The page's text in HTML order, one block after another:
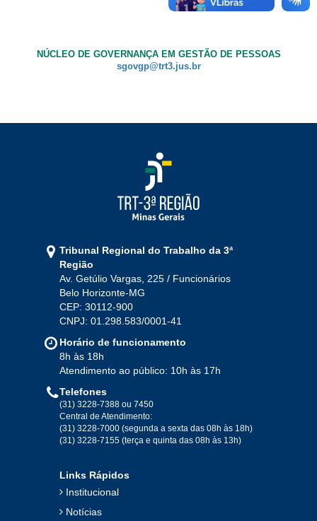
NÚCLEO DE GOVERNANÇA EM GESTÃO DE PESSOAS
sgovgp@trt3.jus.br
Tribunal Regional do Trabalho da 3ª
Região
Av. Getúlio Vargas, 225 / Funcionários
Belo Horizonte-MG
CEP: 30112-900
CNPJ: 01.298.583/0001-41
Horário de funcionamento
8h às 18h
Atendimento ao público: 10h às 17h
Telefones
(31) 3228-7388 ou 7450
Central de Atendimento:
(31) 3228-7000 (segunda a sexta das 08h às 18h)
(31) 3228-7155 (terça e quinta das 08h às 13h)
Links Rápidos
Institucional
Notícias